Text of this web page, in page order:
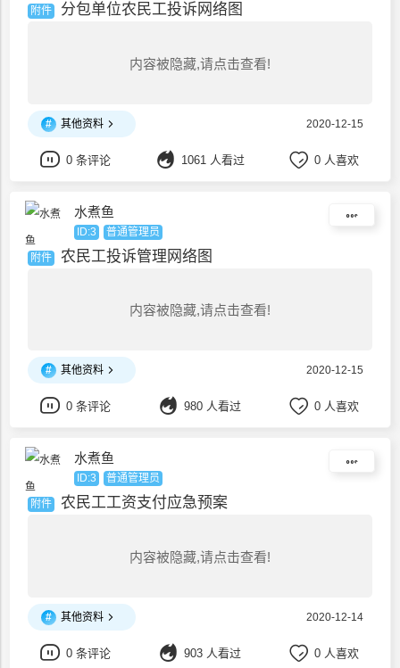
附件 分包单位农民工投诉网络图
内容被隐藏,请点击查看!
# 其他资料 2020-12-15
0 条评论 1061 人看过 0 人喜欢
水煮鱼
ID:3 普通管理员
附件 农民工投诉管理网络图
内容被隐藏,请点击查看!
# 其他资料 2020-12-15
0 条评论 980 人看过 0 人喜欢
水煮鱼
ID:3 普通管理员
附件 农民工工资支付应急预案
内容被隐藏,请点击查看!
# 其他资料 2020-12-14
0 条评论 903 人看过 0 人喜欢